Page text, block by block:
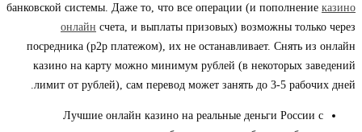
банковской системы. Даже то, что все операции (и пополнение казино
онлайн счета, и выплаты призовых) возможны только через
посредника (p2p платежом), их не останавливает. Снять из онлайн
казино на карту можно минимум рублей (в некоторых заведений
лимит от рублей), сам перевод может занять до 3-5 рабочих дней.
Лучшие онлайн казино на реальные деньги России с